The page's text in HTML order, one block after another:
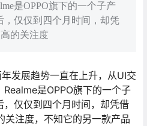
是OPPO旗下的一个子产
，仅仅到四个月时间，却凭
的关注度
年发展趋势一直在上升，从UI交
是OPPO旗下的一个子
仅仅到四个月时间，却凭借
关注度，不知它的另一款产品